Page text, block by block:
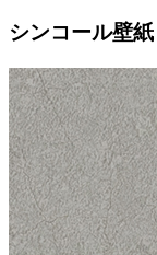
シンコール壁紙